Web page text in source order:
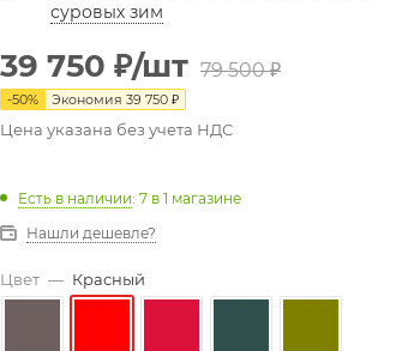
суровых зим
39 750 ₽/шт 79 500₽
-50% Экономия 39 750 ₽
Цена указана без учета НДС
Есть в наличии: 7 в 1 магазине
Нашли дешевле?
Цвет — Красный